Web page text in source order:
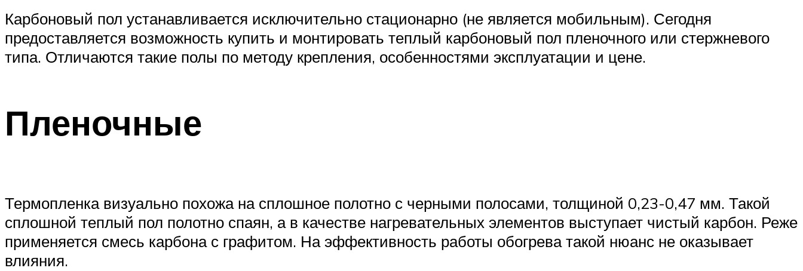
Карбоновый пол устанавливается исключительно стационарно (не является мобильным). Сегодня
предоставляется возможность купить и монтировать теплый карбоновый пол пленочного или стержневого
типа. Отличаются такие полы по методу крепления, особенностями эксплуатации и цене.
Пленочные
Термопленка визуально похожа на сплошное полотно с черными полосами, толщиной 0,23-0,47 мм. Такой
сплошной теплый пол полотно спаян, а в качестве нагревательных элементов выступает чистый карбон. Реже
применяется смесь карбона с графитом. На эффективность работы обогрева такой нюанс не оказывает
влияния.